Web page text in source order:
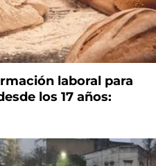
laboral para
los 17 años: